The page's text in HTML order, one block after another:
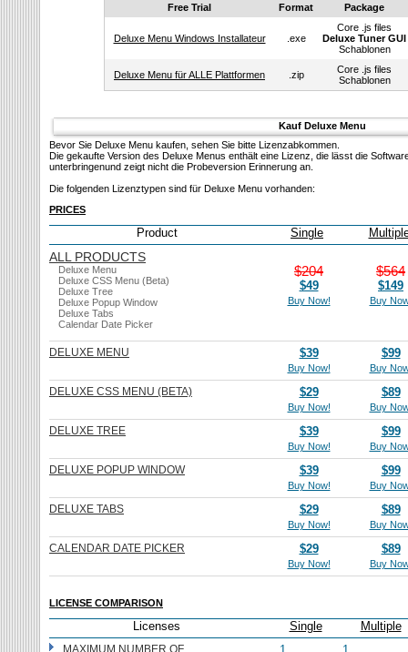
Free Trial Format Package
Deluxe Menu Windows Installateur .exe
Core .js files
Deluxe Tuner GUI
Schablonen
Deluxe Menu für ALLE Plattformen .zip
Core .js files
Schablonen
Kauf Deluxe Menu
Bevor Sie Deluxe Menu kaufen, sehen Sie bitte Lizenzabkommen.
Die gekaufte Version des Deluxe Menus enthält eine Lizenz, die lässt die
unterbringenund zeigt nicht die Probeversion Erinnerung an.
Die folgenden Lizenztypen sind für Deluxe Menu vorhanden:
PRICES
Product Single
ALL PRODUCTS
Deluxe Menu
Deluxe CSS Menu (Beta)
Deluxe Tree
Deluxe Popup Window
Deluxe Tabs
Calendar Date Picker
$204
$49
Buy Now!
$564
$149
Buy
DELUXE MENU $39
Buy Now!
$99
Buy
DELUXE CSS MENU (BETA) $29
Buy Now!
$89
Buy
DELUXE TREE $39
Buy Now!
$99
Buy
DELUXE POPUP WINDOW $39
Buy Now!
$99
Buy
DELUXE TABS $29
Buy Now!
$89
Buy
CALENDAR DATE PICKER $29
Buy Now!
$89
Buy
LICENSE COMPARISON
Licenses Single Multiple
MAXIMUM NUMBER OF